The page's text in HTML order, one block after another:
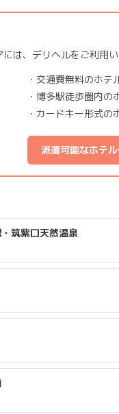
は、デリヘルをご利用
・交通費無料のホテ
・博多駅徒歩圏内の
・カードキー形式の
派遣可能なホテ
筑紫口天然温泉